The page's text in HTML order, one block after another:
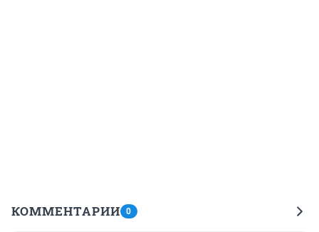
КОММЕНТАРИИ 0